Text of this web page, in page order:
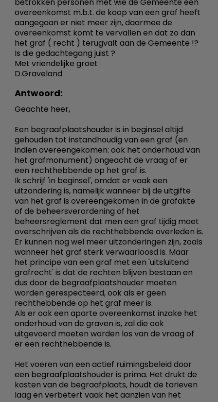
overeenkomst m.b.t. de koop van een graf heeft
aangegaan er niet meer zijn, daarmee de
overeenkomst komt te vervallen en dat zo dan
het graf ( recht ) terugvalt aan de Gemeente !?
Is die gedachtegang juist ?
Met vriendelijke groet
D.Graveland
Antwoord:
Geachte heer,
Een begraafplaatshouder is in beginsel altijd
gehouden tot instandhoudig van een graf (en
indien overeengekomen: ook het onderhoud van
het grafmonument) ongeacht de vraag of er
een rechthebbende op het graf is.
Ik schrijf 'in beginsel', omdat er vaak een
uitzondering is, namelijk wanneer bij de uitgifte
van het graf is overeengekomen in de grafakte
of de beheersverordening of het
beheersreglement dat men een graf tijdig moet
overschrijven als de rechthebbende overleden is.
Er kunnen nog wel meer uitzonderingen zijn, zoals
wanneer het graf sterk verwaarloosd is. Maar
het principe van een graf met een 'uitsluitend
grafrecht' is dat de rechten blijven bestaan en
dus door de begraafplaatshouder moeten
worden gerespecteerd, ook als er geen
rechthebbende op het graf meer is.
Als er ook een aparte overeenkomst inzake het
onderhoud van de graven is, zal die ook
uitgevoerd moeten worden los van de vraag of
er een rechthebbende is.
Het voeren van een actief ruimingsbeleid door
een begraafplaatshouder is prima. Het drukt de
kosten van de begraafplaats, houdt de tarieven
laag en verbetert vaak het aanzien van het